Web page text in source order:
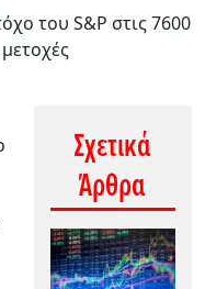
του S&P στις 7600
Σχετικά
Άρθρα